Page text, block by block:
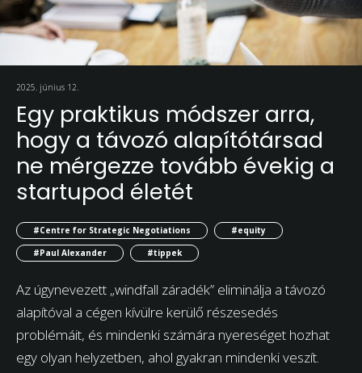
2025. június 12.
Egy praktikus módszer arra,
hogy a távozó alapítótársad
ne mérgezze tovább évekig a
startupod életét
#Centre for Strategic Negotiations
#equity
#Paul Alexander
#tippek
Az úgynevezett „windfall záradék” eliminálja a távozó
alapítóval a cégen kívülre kerülő részesedés
problémáit, és mindenki számára nyereséget hozhat
egy olyan helyzetben, ahol gyakran mindenki veszít.